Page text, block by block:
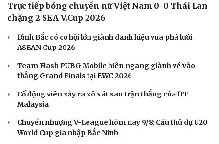
Trực tiếp bóng chuyền nữ Việt Nam 0-0 Thái Lan
chặng 2 SEA V.Cup 2026
Đình Bắc có cơ hội lớn giành danh hiệu vua phá lưới
ASEAN Cup 2026
Team Flash PUBG Mobile hiên ngang giành vé vào
thẳng Grand Finals tại EWC 2026
Cổ động viên xảy ra xô xát sau trận thắng của ĐT
Malaysia
Chuyển nhượng V-League hôm nay 9/8: Cầu thủ dự U20
World Cup gia nhập Bắc Ninh